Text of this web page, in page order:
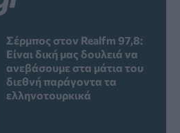
Σέρμπος στον Realfm 97,8:
Είναι δική μας δουλειά να
ανεβάσουμε στα μάτια του
διεθνή παράγοντα τα
ελληνοτουρκικά